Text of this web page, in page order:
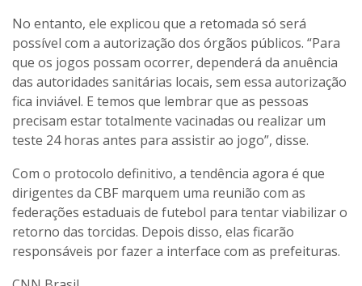
No entanto, ele explicou que a retomada só será
possível com a autorização dos órgãos públicos. “Para
que os jogos possam ocorrer, dependerá da anuência
das autoridades sanitárias locais, sem essa autorização
fica inviável. E temos que lembrar que as pessoas
precisam estar totalmente vacinadas ou realizar um
teste 24 horas antes para assistir ao jogo”, disse.
Com o protocolo definitivo, a tendência agora é que
dirigentes da CBF marquem uma reunião com as
federações estaduais de futebol para tentar viabilizar o
retorno das torcidas. Depois disso, elas ficarão
responsáveis por fazer a interface com as prefeituras.